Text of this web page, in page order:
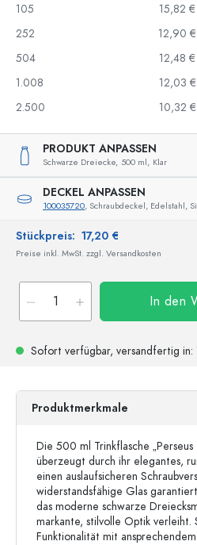
105
15,82 €
252
12,90 €
504
12,48 €
1.008
12,03 €
2.500
10,32 €
PRODUKT ANPASSEN
Schwarze Dreiecke, 500 ml, Klar
DECKEL ANPASSEN
100035720, Schraubdeckel, Edelstahl,
Stückpreis: 17,20 €
Preise inkl. MwSt. zzgl. Versandkosten
In den
Sofort verfügbar, versandfertig in:
Produktmerkmale
Die 500 ml Trinkflasche
überzeugt durch ihr elegantes,
einen auslaufsicheren
widerstandsfähige Glas
das moderne schwarze
markante, stilvolle Optik verleiht.
Funktionalität mit